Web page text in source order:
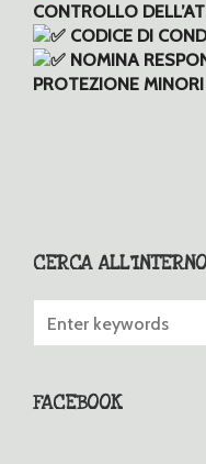
CONTROLLO
CODICE DI
NOMINA
PROTEZIONE MINORI
CERCA
FACEBOOK